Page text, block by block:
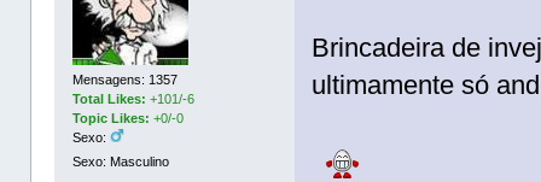
Mensagens: 1357
Total Likes:+101/-6
Topic Likes: +0/-0
Sexo:
Sexo: Masculino
Brincadeira de
ultimamente só